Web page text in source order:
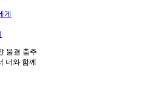
물결 춤추
너와 함께